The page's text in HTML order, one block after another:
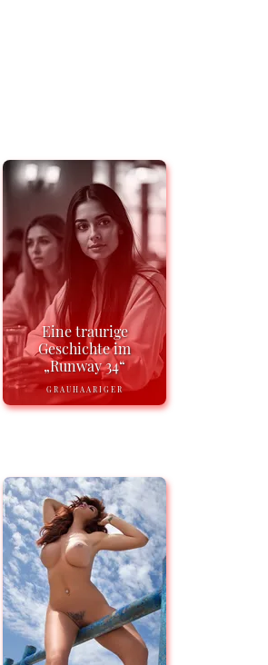
Eine traurige
Geschichte im
„Runway 34“
GRAUHAARIGER